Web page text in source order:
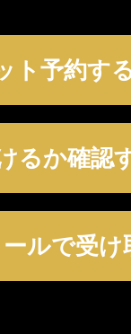
ト予約す
るか確認
ルで受け